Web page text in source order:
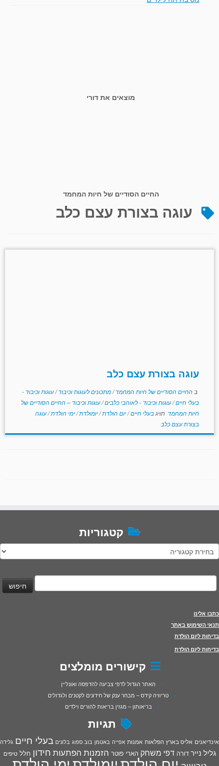
מוצאים את דורי
החיים הסודיים של חיות המחמד
עוגה בצורת עצם כלב
עוגה בצורת עצם כלב
ב החיים הסודיים של חיות המחמד/מתכונים לעוגות וכיבוד/עוגות וכיבוד -
בעלי חיים/עוגות וכיבוד - לאוהבי כלבים/עוגות וכיבוד – החיים הסודיים של
חיות המחמד תויגבעלי חיים/יום הולדת/יומולדת/ימי הולדת/עוגה
בצורת עצם כלב
קטגוריות
קטגוריות
חיפוש:
כתבו אלינו
תנאי השימוש באתר
בדיחות ליום הולדת
בדיחות ליום הולדת
קישורים מומלצים
האתר הגדול לדפי צביעה להדפסה ואונליין
טריוויה קידס – מבחר ענק של חידונים לקטנים ולגדולים
בריאותון – מגזין בריאות להורים וילדים
תגיות
אינדיאנים אליס בארץ הפלאות אמנות אפייה באטמן בוב ספוג בלונים בעלי חיים גלידה
גליל נייר דורה דפי משחק הארי פוטר הזמנות הפתעות חידון חלל טיפים